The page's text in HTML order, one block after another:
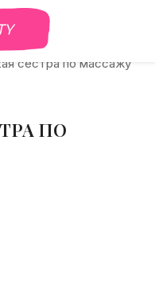
КУРСЫ
сестра по массажу
ПО